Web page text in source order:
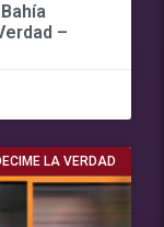
–
LA VERDAD